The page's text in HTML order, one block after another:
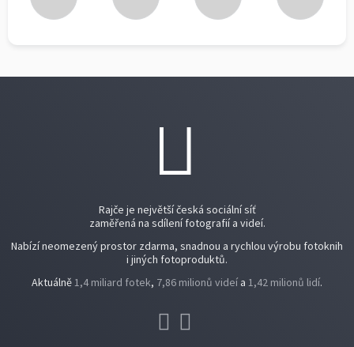
Rajče je největší česká sociální síť
zaměřená na sdílení fotografií a videí.
Nabízí neomezený prostor zdarma, snadnou a rychlou výrobu fotoknih
i jiných fotoproduktů.
Aktuálně1,4 miliard fotek, 7,86 milionů videí a 1,42 milionů lidí.